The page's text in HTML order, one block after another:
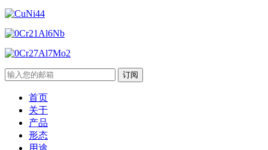
订阅
首页
关于
产品
形态
用途